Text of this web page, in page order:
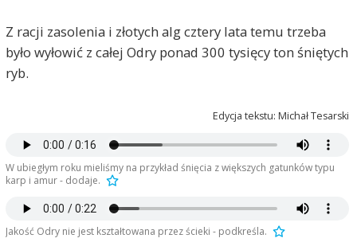
Z racji zasolenia i złotych alg cztery lata temu trzeba
było wyłowić z całej Odry ponad 300 tysięcy ton śniętych
ryb.
Edycja tekstu: Michał Tesarski
W ubiegłym roku mieliśmy na przykład śnięcia z większych gatunków typu
karp i amur - dodaje.
Jakość Odry nie jest kształtowana przez ścieki - podkreśla.